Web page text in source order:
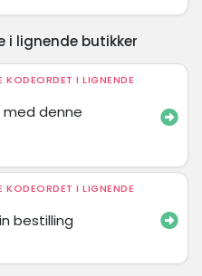
i lignende butikker
KODEORDET I LIGNENDE
denne
KODEORDET I LIGNENDE
bestilling